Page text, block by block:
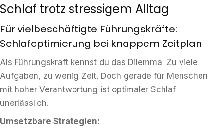
Schlaf trotz stressigem Alltag
Für vielbeschäftigte Führungskräfte:
Schlafoptimierung bei knappem Zeitplan
Als Führungskraft kennst du das Dilemma: Zu viele
Aufgaben, zu wenig Zeit. Doch gerade für Menschen
mit hoher Verantwortung ist optimaler Schlaf
unerlässlich.
Umsetzbare Strategien: